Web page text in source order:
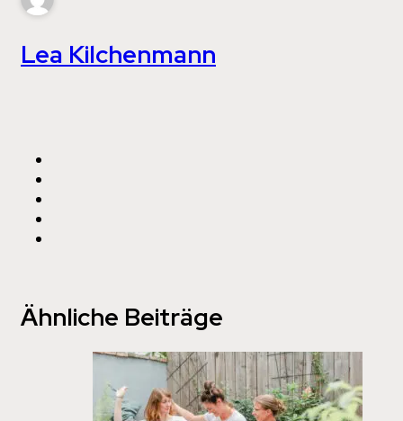
Lea Kilchenmann
Ähnliche Beiträge